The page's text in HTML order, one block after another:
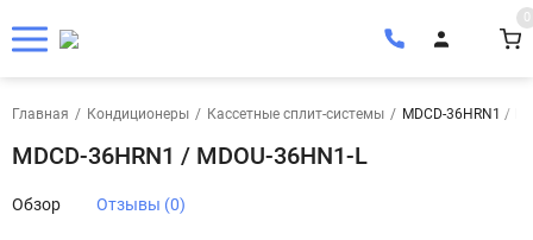
0
Главная / Кондиционеры / Кассетные сплит-системы / MDCD-36HRN1 /
MDCD-36HRN1 / MDOU-36HN1-L
Обзор Отзывы (0)